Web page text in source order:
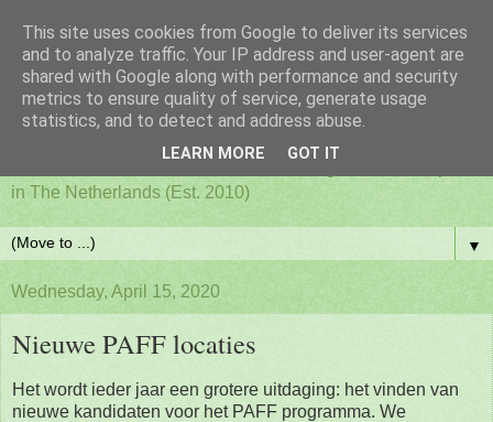
PAFF - Ham Radio & Flora
and Fauna Netherlands
in The Netherlands (Est. 2010)
▼
Wednesday, April 15, 2020
Nieuwe PAFF locaties
Het wordt ieder jaar een grotere uitdaging: het vinden van
nieuwe kandidaten voor het PAFF programma. We
This site uses cookies from Google to deliver its services
and to analyze traffic. Your IP address and user-agent are
shared with Google along with performance and security
metrics to ensure quality of service, generate usage
statistics, and to detect and address abuse.
LEARN MORE GOT IT